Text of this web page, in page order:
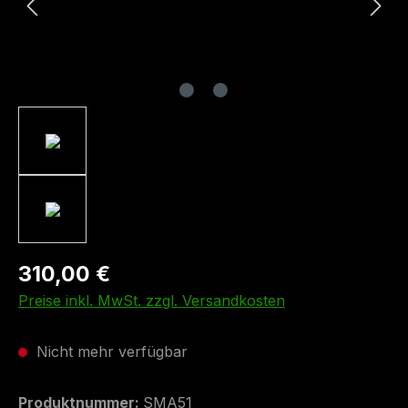
310,00 €
Preise inkl. MwSt. zzgl. Versandkosten
Nicht mehr verfügbar
Produktnummer: SMA51